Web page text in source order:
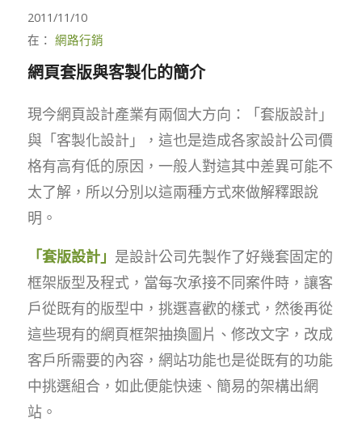
2011/11/10
在： 網路行銷
網頁套版與客製化的簡介
現今網頁設計產業有兩個大方向：「套版設計」
與「客製化設計」，這也是造成各家設計公司價
格有高有低的原因，一般人對這其中差異可能不
太了解，所以分別以這兩種方式來做解釋跟說
明。
「套版設計」 是設計公司先製作了好幾套固定的
框架版型及程式，當每次承接不同案件時，讓客
戶從既有的版型中，挑選喜歡的樣式，然後再從
這些現有的網頁框架抽換圖片、修改文字，改成
客戶所需要的內容，網站功能也是從既有的功能
中挑選組合，如此便能快速、簡易的架構出網
站。